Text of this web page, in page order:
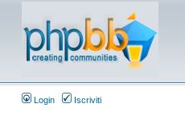
Login Iscriviti